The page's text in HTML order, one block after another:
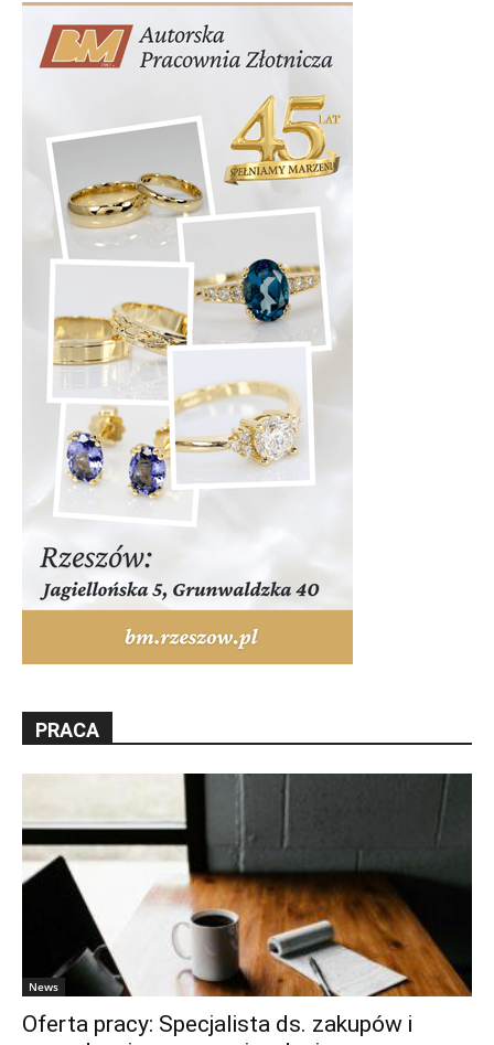
PRACA
News
Oferta pracy: Specjalista ds. zakupów i